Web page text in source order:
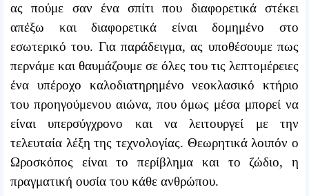
ας πούμε σαν ένα σπίτι που διαφορετικά στέκει
απέξω και διαφορετικά είναι δομημένο στο
εσωτερικό του. Για παράδειγμα, ας υποθέσουμε πως
περνάμε και θαυμάζουμε σε όλες του τις λεπτομέρειες
ένα υπέροχο καλοδιατηρημένο νεοκλασικό κτήριο
του προηγούμενου αιώνα, που όμως μέσα μπορεί να
είναι υπερσύγχρονο και να λειτουργεί με την
τελευταία λέξη της τεχνολογίας. Θεωρητικά λοιπόν ο
Ωροσκόπος είναι το περίβλημα και το ζώδιο, η
πραγματική ουσία του κάθε ανθρώπου.